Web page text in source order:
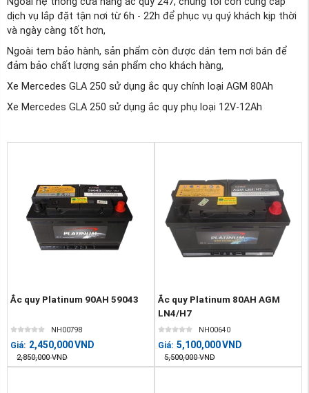
dịch vụ lắp đặt tận nơi từ 6h - 22h để phục vụ quý khách kịp thời
và ngày càng tốt hơn,
Ngoài tem bảo hành, sản phẩm còn được dán tem nơi bán để
đảm bảo chất lượng sản phẩm cho khách hàng,
Xe Mercedes GLA 250 sử dụng ắc quy chính loại AGM 80Ah
Xe Mercedes GLA 250 sử dụng ắc quy phụ loại 12V-12Ah
Ắc quy Platinum 90AH 59043
NH00798
Giá: 2,450,000VND
2,850,000 VND
Ắc quy Platinum 80AH AGM
LN4/H7
NH00640
Giá: 5,100,000VND
5,500,000 VND